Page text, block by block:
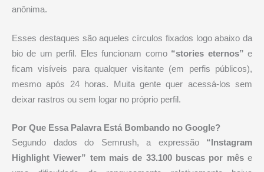
anônima.
Esses destaques são aqueles círculos fixados logo abaixo da
bio de um perfil. Eles funcionam como “stories eternos” e
ficam visíveis para qualquer visitante (em perfis públicos),
mesmo após 24 horas. Muita gente quer acessá-los sem
deixar rastros ou sem logar no próprio perfil.
Por Que Essa Palavra Está Bombando no Google?
Segundo dados do Semrush, a expressão “Instagram
Highlight Viewer” tem mais de 33.100 buscas por mêse